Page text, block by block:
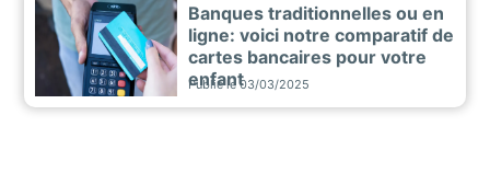
Banques traditionnelles ou en
ligne: voici notre comparatif de
cartes bancaires pour votre
enfant
Publié le03/03/2025